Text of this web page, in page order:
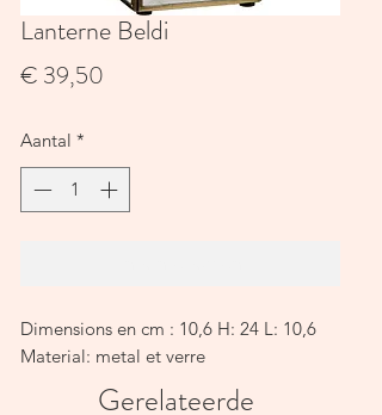
Lanterne Beldi
€ 39,50
Aantal *
Dimensions en cm : 10,6 H: 24 L: 10,6
Material: metal et verre
Gerelateerde